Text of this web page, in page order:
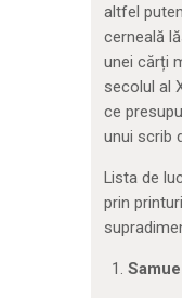
altfel
cerneală
unei cărți
secolul al
ce
unui scrib
Lista de
prin